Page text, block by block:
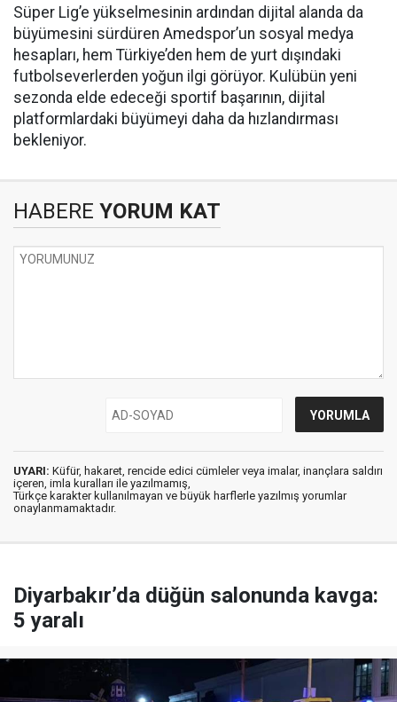
Süper Lig’e yükselmesinin ardından dijital alanda da
büyümesini sürdüren Amedspor’un sosyal medya
hesapları, hem Türkiye’den hem de yurt dışındaki
futbolseverlerden yoğun ilgi görüyor. Kulübün yeni
sezonda elde edeceği sportif başarının, dijital
platformlardaki büyümeyi daha da hızlandırması
bekleniyor.
HABERE YORUM KAT
UYARI: Küfür, hakaret, rencide edici cümleler veya imalar, inançlara saldırı
içeren, imla kuralları ile yazılmamış,
Türkçe karakter kullanılmayan ve büyük harflerle yazılmış yorumlar
onaylanmamaktadır.
Diyarbakır’da düğün salonunda kavga:
5 yaralı